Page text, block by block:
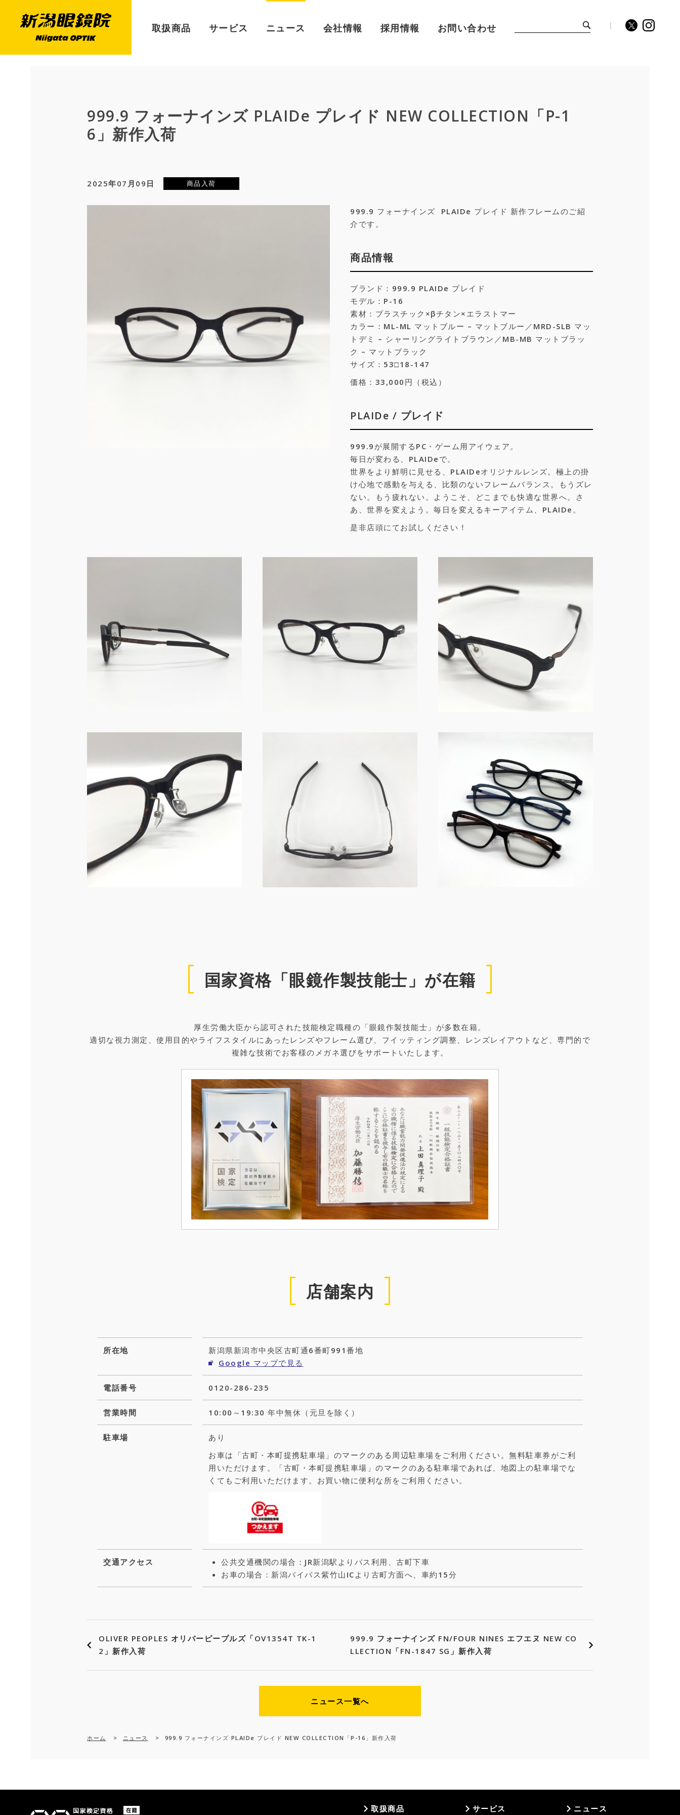
取扱商品 サービス ニュース 会社情報 採用情報 お問い合わせ
999.9 フォーナインズ PLAIDe プレイド NEW COLLECTION「P-1
6」新作入荷
2025年07月09日 商品入荷
999.9 フォーナインズ PLAIDe プレイド 新作フレームのご紹
介です。
商品情報
ブランド：999.9 PLAIDe プレイド
モデル：P-16
素材：プラスチック×βチタン×エラストマー
カラー：ML-ML マットブルー – マットブルー／MRD-SLB マッ
トデミ – シャーリングライトブラウン／ MB-MB マットブラッ
ク – マットブラック
サイズ： 53□18-147
価格：33,000円（税込）
PLAIDe / プレイド
999.9が展開するPC・ゲーム用アイウェア。
毎日が変わる、PLAIDeで。
世界をより鮮明に見せる、PLAIDeオリジナルレンズ。極上の掛
け心地で感動を与える、比類のないフレームバランス。もうズレ
ない。もう疲れない。ようこそ、どこまでも快適な世界へ。さ
あ、世界を変えよう。毎日を変えるキーアイテム、PLAIDe。
是非店頭にてお試しください！
国家資格「眼鏡作製技能士」が在籍
厚生労働大臣から認可された技能検定職種の「眼鏡作製技能士」が多数在籍。
適切な視力測定、使用目的やライフスタイルにあったレンズやフレーム選び、フイッティング調整、レンズレイアウトなど、専門的で
複雑な技術でお客様のメガネ選びをサポートいたします。
店舗案内
所在地
新潟県新潟市中央区古町通6番町991番地
Google マップで見る
電話番号 0120-286-235
営業時間 10:00～19:30 年中無休（元旦を除く）
駐車場
あり
お車は「古町・本町提携駐車場」のマークのある周辺駐車場をご利用ください。無料駐車券がご利
用いただけます。「古町・本町提携駐車場」のマークのある駐車場であれば、地図上の駐車場でな
くてもご利用いただけます。お買い物に便利な所をご利用ください。
交通アクセス
公共交通機関の場合：JR新潟駅よりバス利用、古町下車
お車の場合：新潟バイパス紫竹山ICより古町方面へ、車約15分
OLIVER PEOPLES オリバーピープルズ「OV1354T TK-1
2」新作入荷
999.9 フォーナインズ FN/FOUR NINES エフエヌ NEW CO
LLECTION「FN-1847 SG」新作入荷
ニュース一覧へ
ホーム > ニュース > 999.9 フォーナインズ PLAIDe プレイド NEW COLLECTION「P-16」新作入荷
取扱商品 サービス ニュース